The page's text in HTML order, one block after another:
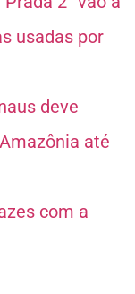
usadas por
deve
até
com a